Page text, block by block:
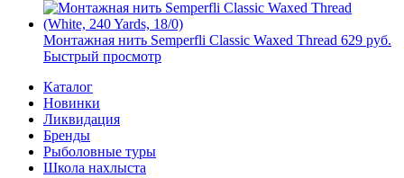
Монтажная нить Semperfli Classic Waxed Thread 629 руб.
Быстрый просмотр
Каталог
Новинки
Ликвидация
Бренды
Рыболовные туры
Школа нахлыста